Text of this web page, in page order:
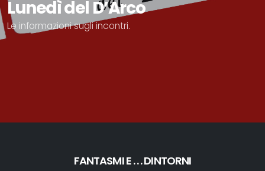
Lunedì del D’Arco
Le informazioni sugli incontri.
FANTASMI E . . . DINTORNI